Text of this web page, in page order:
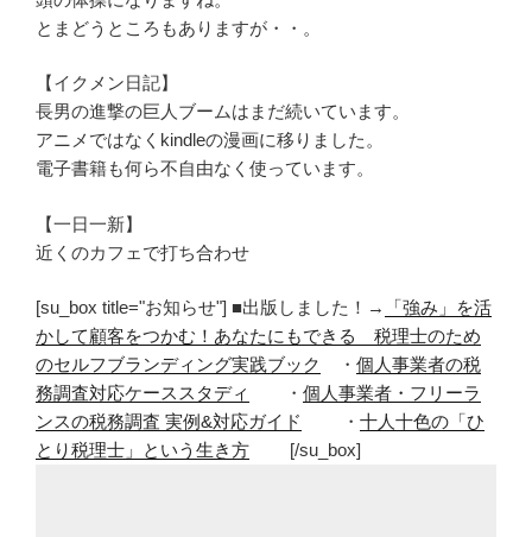
とまどうところもありますが・・。
【イクメン日記】
長男の進撃の巨人ブームはまだ続いています。
アニメではなくkindleの漫画に移りました。
電子書籍も何ら不自由なく使っています。
【一日一新】
近くのカフェで打ち合わせ
[su_box title="お知らせ"] ■出版しました！→
「強み」を活
かして顧客をつかむ！あなたにもできる 税理士のため
のセルフブランディング実践ブック
・ 個人事業者の税
務調査対応ケーススタディ
・ 個人事業者・フリーラ
ンスの税務調査 実例&対応ガイド
・ 十人十色の「ひ
とり税理士」という生き方 [/su_box]